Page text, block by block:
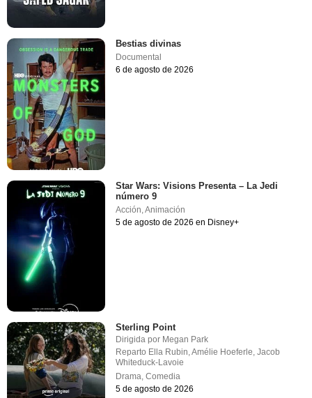
Bestias divinas
Documental
6 de agosto de 2026
Star Wars: Visions Presenta – La Jedi
número 9
Acción ,Animación
5 de agosto de 2026 en Disney+
Sterling Point
Dirigida por Megan Park
Reparto Ella Rubin,Amélie Hoeferle,Jacob
Whiteduck-Lavoie
Drama,Comedia
5 de agosto de 2026